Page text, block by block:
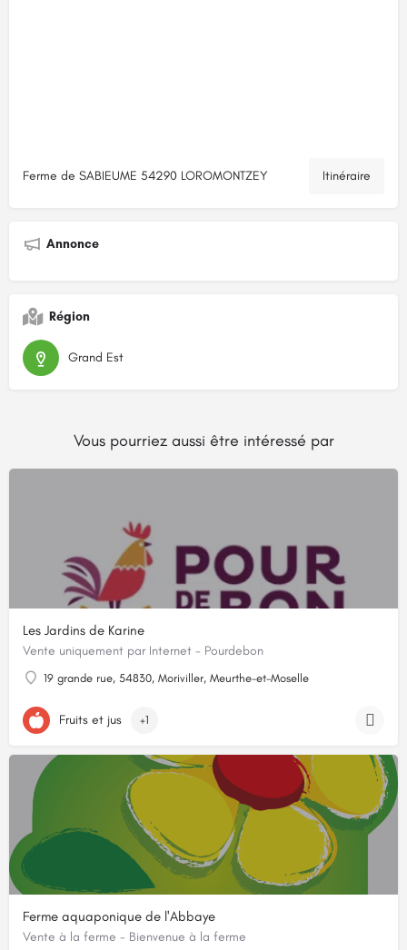
Ferme de SABIEUME 54290 LOROMONTZEY Itinéraire
Annonce
Région
Grand Est
Vous pourriez aussi être intéressé par
Les Jardins de Karine
Vente uniquement par Internet - Pourdebon
19 grande rue, 54830, Moriviller, Meurthe-et-Moselle
Fruits et jus +1
Ferme aquaponique de l'Abbaye
Vente à la ferme - Bienvenue à la ferme